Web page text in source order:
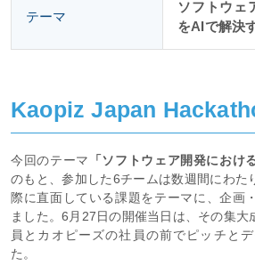
テーマ
ソフトウェ
をAIで解決
Kaopiz Japan
今回のテーマ
「ソフトウェア開発におけ
のもと、参加した6チームは数週間にわた
際に直面している課題をテーマに、企画
ました。6月27日の開催当日は、その集大
員とカオピーズの社員の前でピッチと
た。